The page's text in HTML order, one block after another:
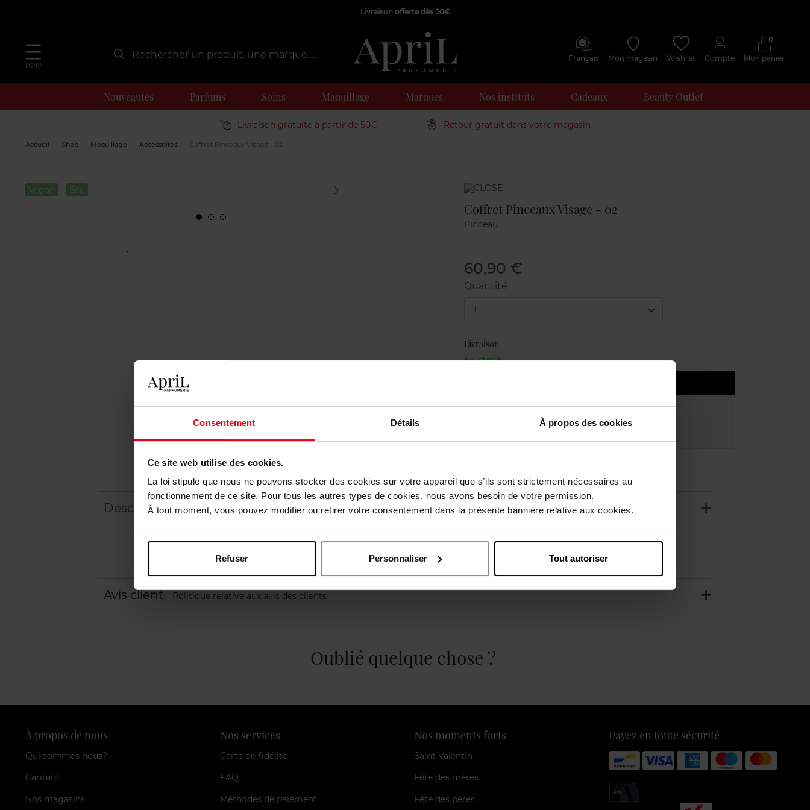
Consentement Détails À propos des cookies
Ce site web utilise des cookies.
La loi stipule que nous ne pouvons stocker des cookies sur votre appareil que s’ils sont strictement nécessaires au
fonctionnement de ce site. Pour tous les autres types de cookies, nous avons besoin de votre permission.
À tout moment, vous pouvez modifier ou retirer votre consentement dans la présente bannière relative aux cookies.
Refuser Personnaliser Tout autoriser
Livraison offerte dès 50€
MENU
Français Mon magasin Wishlist Compte Mon panier
0
Nouveautés Parfums Soins Maquillage Marques Nos instituts Cadeaux Beauty Outlet
Livraison gratuite à partir de 50€ Retour gratuit dans votre magasin
Accueil Shop Maquillage Accessoires Coffret Pinceaux Visage - 02
Vegan Eco Marque
Coffret Pinceaux Visage - 02
Pinceau
60,90 €
Quantité
1
Livraison
En stock
Livraison gratuite à partir de 50€
Description
Avis client Politique relative aux avis des clients
Oublié quelque chose ?
À propos de nous
Qui sommes nous?
Caritatif
Nos magasins
Nos services
Carte de fidélité
FAQ
Méthodes de paiement
Nos moments forts
Saint Valentin
Fête des mères
Fête des pères
Payez en toute sécurité